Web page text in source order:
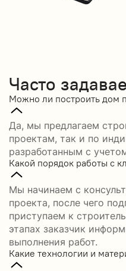
Часто
Можно ли построить дом
Да, мы предлагаем
проектам, так и по
разработанным с
Какой порядок работы с
Мы начинаем с
проекта, после чего
приступаем к
этапах заказчик
выполнения работ.
Какие технологии и